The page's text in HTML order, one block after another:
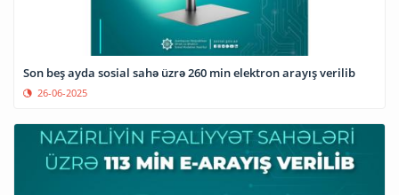
Son beş ayda sosial sahə üzrə 260 min elektron arayış verilib
26-06-2025